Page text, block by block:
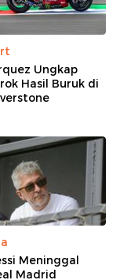
Ungkap
Hasil Buruk di
Meninggal
Madrid